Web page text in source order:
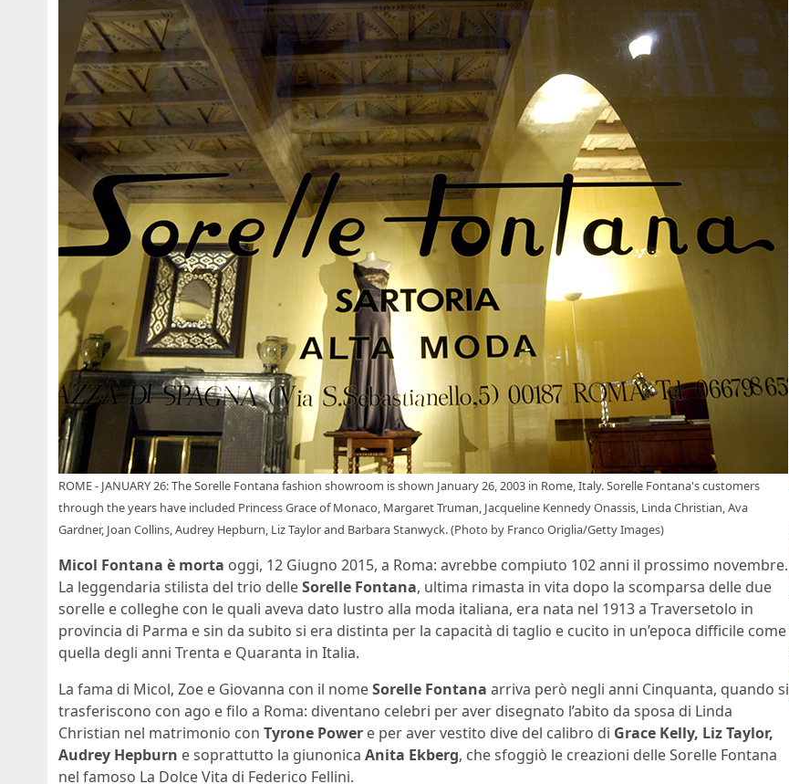
ROME - JANUARY 26: The Sorelle Fontana fashion showroom is shown January 26, 2003 in Rome, Italy. Sorelle Fontana's customers
through the years have included Princess Grace of Monaco, Margaret Truman, Jacqueline Kennedy Onassis, Linda Christian, Ava
Gardner, Joan Collins, Audrey Hepburn, Liz Taylor and Barbara Stanwyck. (Photo by Franco Origlia/Getty Images)
Micol Fontana è morta oggi, 12 Giugno 2015, a Roma: avrebbe compiuto 102 anni il prossimo novembre.
La leggendaria stilista del trio delleSorelle Fontana, ultima rimasta in vita dopo la scomparsa delle due
sorelle e colleghe con le quali aveva dato lustro alla moda italiana, era nata nel 1913 a Traversetolo in
provincia di Parma e sin da subito si era distinta per la capacità di taglio e cucito in un’epoca difficile come
quella degli anni Trenta e Quaranta in Italia.
La fama di Micol, Zoe e Giovanna con il nomeSorelle Fontana arriva però negli anni Cinquanta, quando si
trasferiscono con ago e filo a Roma: diventano celebri per aver disegnato l’abito da sposa di Linda
Christian nel matrimonio con Tyrone Power e per aver vestito dive del calibro di Grace Kelly, Liz Taylor,
Audrey Hepburn e soprattutto la giunonica Anita Ekberg, che sfoggiò le creazioni delle Sorelle Fontana
nel famoso La Dolce Vita di Federico Fellini.